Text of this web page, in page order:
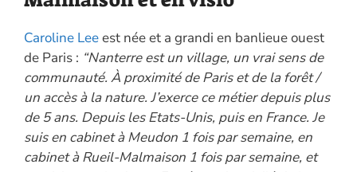
Caroline Leeest née et a grandi en banlieue ouest
de Paris : “Nanterre est un village, un vrai sens de
communauté. À proximité de Paris et de la forêt /
un accès à la nature. J’exerce ce métier depuis plus
de 5 ans. Depuis les Etats-Unis, puis en France. Je
suis en cabinet à Meudon 1 fois par semaine, en
cabinet à Rueil-Malmaison 1 fois par semaine, et